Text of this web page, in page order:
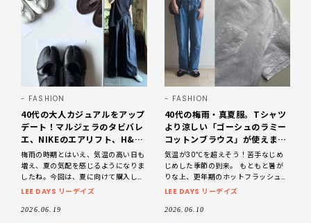
FASHION
40代の大人カジュアルをアップ
デート！マルジェラのタビバレ
エ、NIKEのエアリフト、H&M
のトングサンダルと夏服あれこ
れ。【LEE DAYS club
eringo】
梅雨の時期とはいえ、気温の高い日も
増え、夏の気配を感じるようになりま
したね。今回は、夏に向けて購入した
タビ型シューズやサンダル、そして夏
Maison Margie
LEE DAYS リーデイズ
2026.06.19
FASHION
40代の梅雨・真夏服。Tシャツ
より涼しい「ゴーシュのラミー
コットンブラウス」が使えま
す。じめじめ暑い日も快適！
【LEE DAYS club tanpopo】
気温が30℃を超えそう！苦手なじめ
じめした季節の到来。 もともと暑が
りな上、更年期のホットフラッシュと
滝汗体質なので……じめじめした梅雨が
続くと、朝から「何
LEE DAYS リーデイズ
2026.06.10